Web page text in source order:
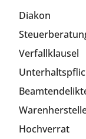
Diakon
Verfallklausel
Hochverrat